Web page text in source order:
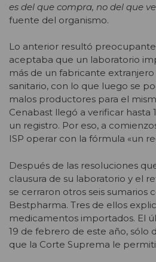
es del que compra, no del que
fuente del organismo.
Lo anterior resultó preocupante
aceptaba que un laboratorio
más de un fabricante
sanitario, con lo que luego se
malos productores para el
Cenabast llegó a verificar hasta
un registro. Por eso, a
ISP operar con la fórmula «un
Después de las resoluciones
clausura de su laboratorio y el
se cerraron otros seis sumarios
Bestpharma. Tres de ellos
medicamentos importados. El
19 de febrero de este año, sólo
que la Corte Suprema le